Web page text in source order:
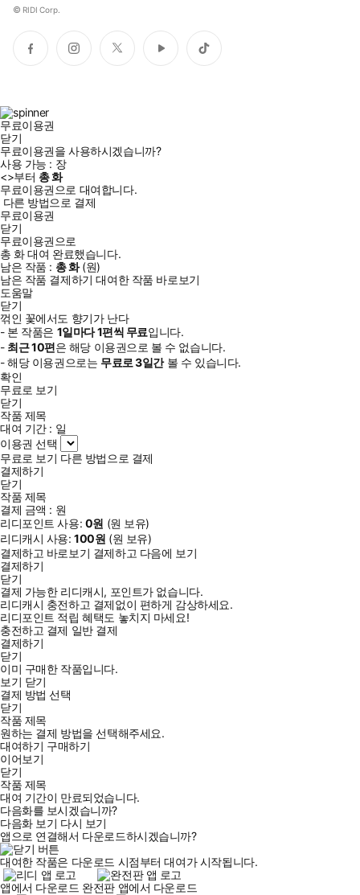
© RIDI Corp.
페
이
인
스
트
위
유
튜
틱
톡
무료이용권
닫기
무료이용권을 사용하시겠습니까?
사용 가능 : 장
<>부터 총화
무료이용권으로 대여합니다.
다른 방법으로 결제
무료이용권
닫기
무료이용권으로
총 화대여 완료했습니다.
남은 작품 : 총화(원)
남은 작품 결제하기 대여한 작품 바로보기
도움말
닫기
꺾인 꽃에서도 향기가 난다
- 본 작품은 1일마다1편씩 무료입니다.
- 최근10편은 해당 이용권으로 볼 수 없습니다.
- 해당 이용권으로는 무료로3일간볼 수 있습니다.
확인
무료로 보기
닫기
작품 제목
대여 기간 : 일
이용권 선택
무료로 보기 다른 방법으로 결제
결제하기
닫기
작품 제목
결제 금액 : 원
리디포인트 사용: 0원 (원 보유)
리디캐시 사용:100원 (원 보유)
결제하고 바로보기 결제하고 다음에 보기
결제하기
닫기
결제 가능한 리디캐시, 포인트가 없습니다.
리디캐시 충전하고 결제없이 편하게 감상하세요.
리디포인트 적립 혜택도 놓치지 마세요!
충전하고 결제 일반 결제
결제하기
닫기
이미 구매한 작품입니다.
보기 닫기
결제 방법 선택
닫기
작품 제목
원하는 결제 방법을 선택해주세요.
대여하기 구매하기
이어보기
닫기
작품 제목
대여 기간이 만료되었습니다.
다음화를 보시겠습니까?
다음화 보기 다시 보기
앱으로 연결해서 다운로드하시겠습니까?
대여한 작품은 다운로드 시점부터 대여가 시작됩니다.
앱에서 다운로드 완전판 앱에서 다운로드